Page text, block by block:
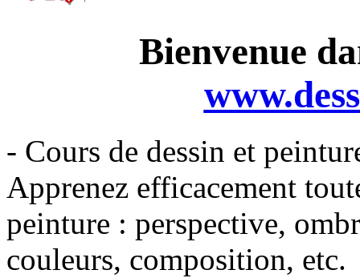
Bienvenue
- Cours de dessin et
Apprenez efficacement
peinture : perspective,
couleurs, composition, etc.